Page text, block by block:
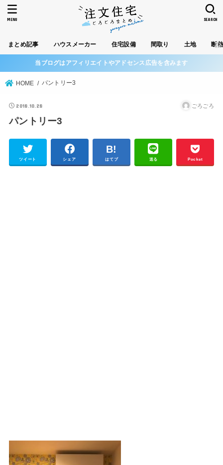
まとめ記事 ハウスメーカー 住宅設備 間取り 土地 断
SEARCH
MENU
当ブログはアフィリエイトやアドセンス広告を含みます
HOME パントリー3
2018.10.28 ごろごろ
パントリー3
ツイート シェア はてブ 送る Pocket